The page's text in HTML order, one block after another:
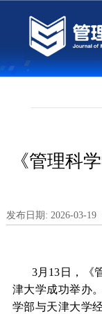
《管理科
发布日期: 2026-03-19
3月13日，《
津大学成功举办
学部与天津大学